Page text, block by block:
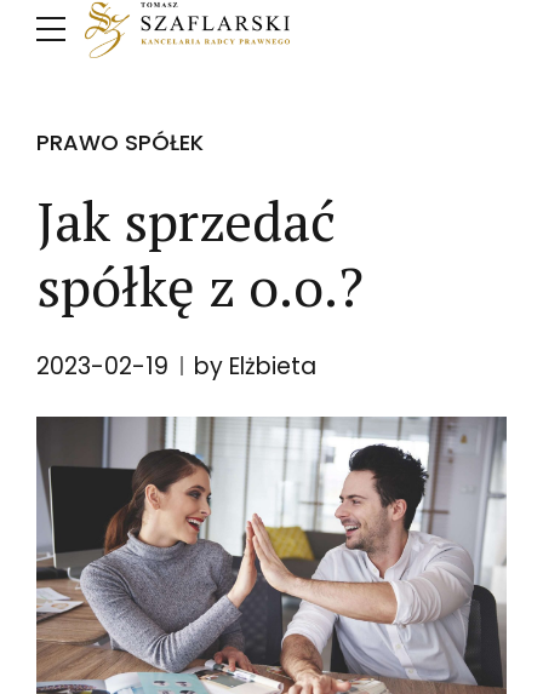
PRAWO SPÓŁEK
Jak sprzedać
spółkę z o.o.?
2023-02-19 by Elżbieta